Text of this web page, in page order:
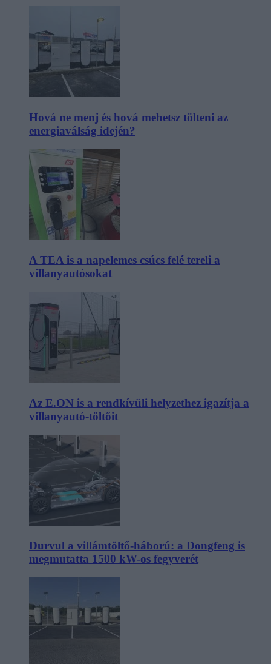
Hová ne menj és hová mehetsz tölteni az
energiaválság idején?
A TEA is a napelemes csúcs felé tereli a
villanyautósokat
Az E.ON is a rendkívüli helyzethez igazítja a
villanyautó-töltőit
Durvul a villámtöltő-háború: a Dongfeng is
megmutatta 1500 kW-os fegyverét